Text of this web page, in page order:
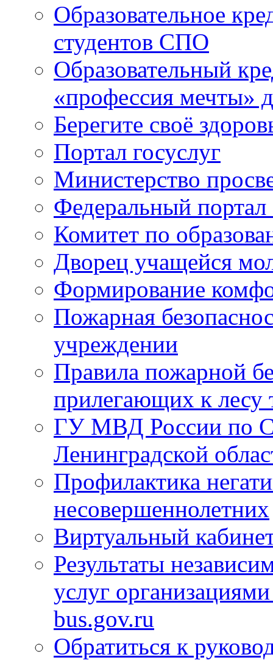
Образовательное
студентов СПО
Образовательный
«профессия мечты»
Берегите своё
Портал госуслуг
Министерство
Федеральный портал
Комитет по
Дворец учащейся
Формирование
Пожарная
учреждении
Правила пожарной
прилегающих к лесу
ГУ МВД России по
Ленинградской
Профилактика
несовершеннолетних
Виртуальный
Результаты
услуг
bus.gov.ru
Обратиться к